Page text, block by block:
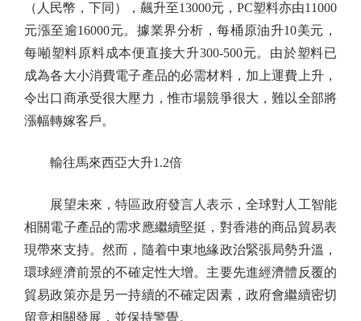
（人民幣，下同），飆升至13000元，PC塑料亦由11000
元漲至逾16000元。據業界分析，每桶原油升10美元，
每噸塑料原料成本便直接大升300-500元。由於塑料已
成為各大小消費電子產品的必需材料，加上運費上升，
令出口商承受很大壓力，惟市場競爭很大，難以全部將
漲幅轉嫁客戶。
輸往馬來西亞大升1.2倍
展望未來，特區政府發言人表示，全球對人工智能
相關電子產品的需求應繼續堅挺，對香港的商品貿易表
現帶來支持。然而，隨着中東地緣政治緊張局勢升溫，
環球經濟前景的不確定性大增。主要先進經濟體反覆的
貿易政策亦是另一持續的不確定因素，政府會繼續密切
留意相關發展，並保持警覺。